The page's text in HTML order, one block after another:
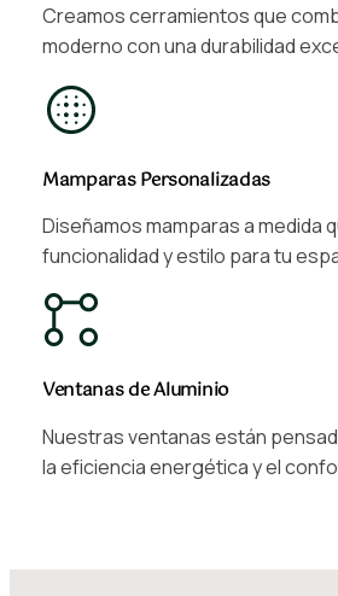
Creamos cerramientos que
moderno con una durabilidad
Mamparas Personalizadas
Diseñamos mamparas a medida
funcionalidad y estilo para tu
Ventanas de Aluminio
Nuestras ventanas están
la eficiencia energética y el